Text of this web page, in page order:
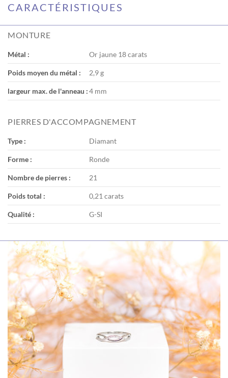
CARACTÉRISTIQUES
MONTURE
Métal : Or jaune 18 carats
Poids moyen du métal : 2,9 g
largeur max. de l'anneau :4 mm
PIERRES D'ACCOMPAGNEMENT
Type : Diamant
Forme : Ronde
Nombre de pierres : 21
Poids total : 0,21 carats
Qualité : G-SI